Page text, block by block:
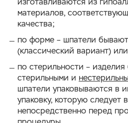
изготавливаются из
материалов,
качества;
по форме – шпатели
(классический вариант)
по стерильности –
стерильными и
шпатели упаковываются в
упаковку, которую следует
непосредственно перед